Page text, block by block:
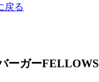
戻る
ーガーFELLOWS